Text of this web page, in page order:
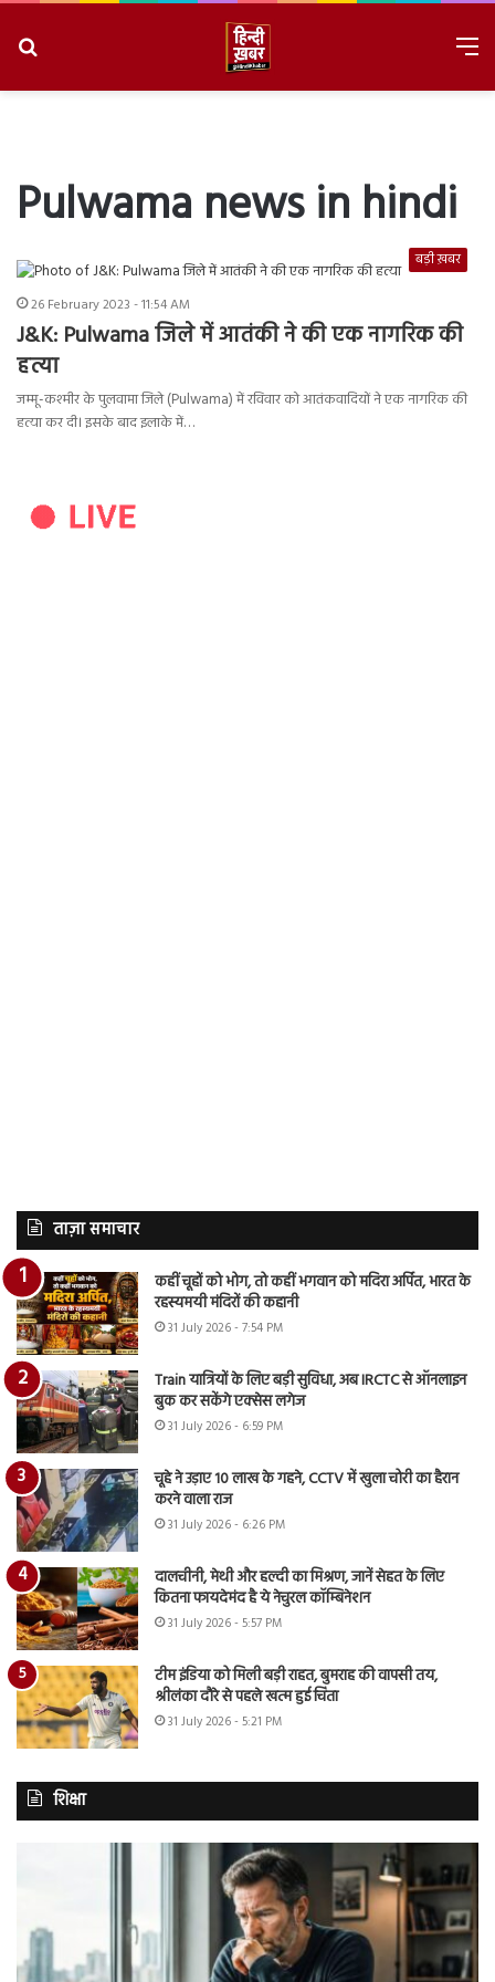
Pulwama news in hindi
बड़ी ख़बर
26 February 2023 - 11:54 AM
J&K: Pulwama जिले में आतंकी ने की एक नागरिक की
हत्या
जम्मू-कश्मीर के पुलवामा जिले (Pulwama) में रविवार को आतंकवादियों ने एक नागरिक की
हत्या कर दी। इसके बाद इलाके में…
ताज़ा समाचार
कहीं चूहों को भोग, तो कहीं भगवान को मदिरा अर्पित, भारत के
रहस्यमयी मंदिरों की कहानी
31 July 2026 - 7:54 PM
Train यात्रियों के लिए बड़ी सुविधा, अब IRCTC से ऑनलाइन
बुक कर सकेंगे एक्सेस लगेज
31 July 2026 - 6:59 PM
चूहे ने उड़ाए 10 लाख के गहने, CCTV में खुला चोरी का हैरान
करने वाला राज
31 July 2026 - 6:26 PM
दालचीनी, मेथी और हल्दी का मिश्रण, जानें सेहत के लिए
कितना फायदेमंद है ये नेचुरल कॉम्बिनेशन
31 July 2026 - 5:57 PM
टीम इंडिया को मिली बड़ी राहत, बुमराह की वापसी तय,
श्रीलंका दौरे से पहले खत्म हुई चिंता
31 July 2026 - 5:21 PM
शिक्षा